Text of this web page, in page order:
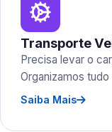
Transporte
Precisa levar o
Organizamos
Saiba Mais